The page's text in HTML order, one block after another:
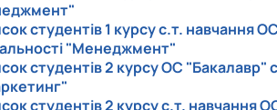
студентів 1 курсу с.т. навчання
"Менеджмент"
студентів 2 курсу ОС "Бакалавр" с
студентів 2 курсу с.т. навчання